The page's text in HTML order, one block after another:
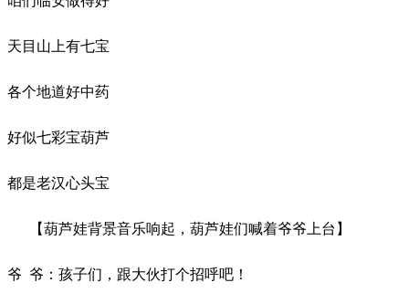
天目山上有七宝
各个地道好中药
好似七彩宝葫芦
都是老汉心头宝
【葫芦娃背景音乐响起，葫芦娃们喊着爷爷上台】
爷 爷：孩子们，跟大伙打个招呼吧！